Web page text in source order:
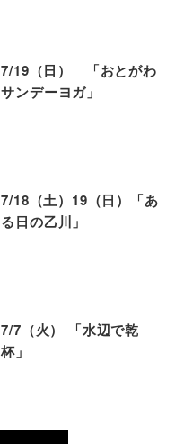
7/19（日） 「おとがわ
サンデーヨガ」
7/18（土）19（日）「あ
る日の乙川」
7/7（火） 「水辺で乾
杯」